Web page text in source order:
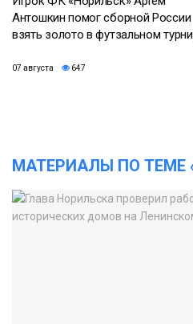
Антошкин помог сборной России
взять золото в футзальном
07 августа 647
МАТЕРИАЛЫ ПО ТЕМЕ